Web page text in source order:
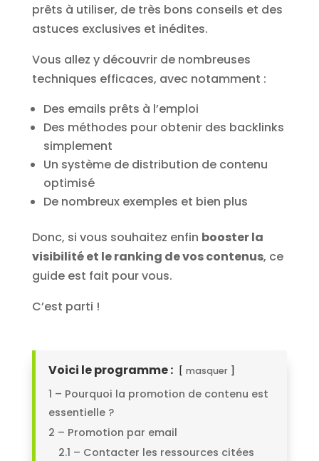
prêts à utiliser, de très bons conseils et des
astuces exclusives et inédites.
Vous allez y découvrir de nombreuses
techniques efficaces, avec notamment :
Des emails prêts à l’emploi
Des méthodes pour obtenir des backlinks
simplement
Un système de distribution de contenu
optimisé
De nombreux exemples et bien plus
Donc, si vous souhaitez enfin booster la
visibilité et le ranking de vos contenus, ce
guide est fait pour vous.
C’est parti !
Voici le programme : masquer
1 – Pourquoi la promotion de contenu est
essentielle ?
2 – Promotion par email
2.1 – Contacter les ressources citées